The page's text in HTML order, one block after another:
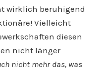
wirklich beruhigend
Vielleicht
diesen
nicht länger
nicht mehr das, was